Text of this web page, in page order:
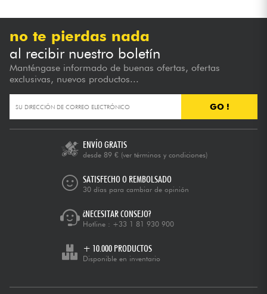
no te pierdas nada
al recibir nuestro boletín
Manténgase informado de buenas ofertas, ofertas
exclusivas, nuevos productos...
GO !
ENVÍO GRATIS
desde 89 € (ver términos y condiciones)
SATISFECHO O REMBOLSADO
30 días para cambiar de opinión
¿NECESITAR CONSEJO?
Hotline : +33 1 81 930 900
+ 10.000 PRODUCTOS
Disponible en inventario